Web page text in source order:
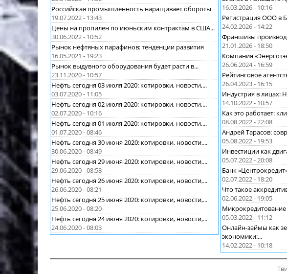
Российская промышленность наращивает обороты
19.07.2022 - 13:43
Цены на пропилен по июньским контрактам в США...
30.06.2022 - 10:52
Рынок нефтяных парафинов: тенденции развития
16.05.2021 - 19:23
Рынок выдувного оборудования будет расти в...
23.11.2020 - 10:57
Нефть сегодня 03 июля 2020: котировки, новости,...
03.07.2020 - 11:05
Нефть сегодня 02 июля 2020: котировки, новости,...
02.07.2020 - 10:16
Нефть сегодня 01 июля 2020: котировки, новости,...
01.07.2020 - 08:46
Нефть сегодня 30 июня 2020: котировки, новости,...
30.06.2020 - 08:49
Нефть сегодня 29 июня 2020: котировки, новости,...
29.06.2020 - 08:58
Нефть сегодня 26 июня 2020: котировки, новости,...
26.06.2020 - 08:21
Нефть сегодня 25 июня 2020: котировки, новости,...
25.06.2020 - 08:20
Нефть сегодня 24 июня 2020: котировки, новости,...
24.06.2020 - 08:03
16.03.2026 - 10:16
Регистрация ООО в
24.02.2026 - 14:22
Франшизы
21.01.2026 - 18:50
Компания
26.06.2024 - 16:59
Рейтинговое
26.04.2023 - 16:15
Индустрия в лицах:
14.10.2022 - 10:57
Как это работает:
08.08.2022 - 22:08
Андрей Тарасов:
05.08.2022 - 19:53
Инвестиции как
05.07.2022 - 20:08
Банк
02.07.2022 - 18:20
Что такое
02.06.2022 - 19:05
Микрокредитование
05.03.2022 - 11:12
Онлайн-займы как
экономики:...
14.02.2022 - 10:18